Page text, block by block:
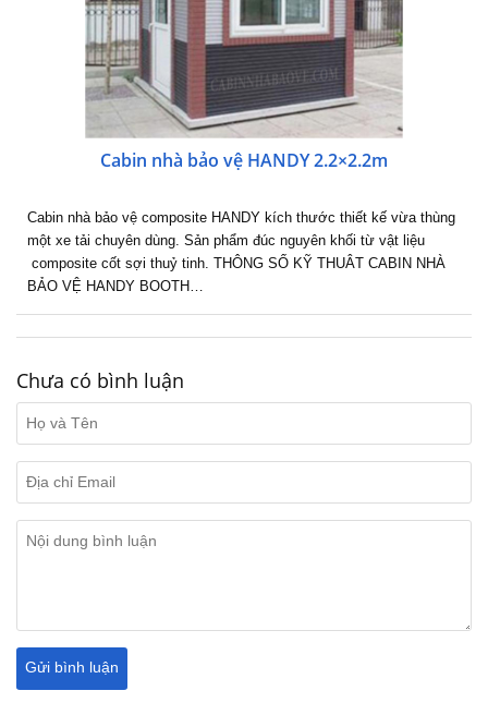
Cabin nhà bảo vệ HANDY 2.2×2.2m
Cabin nhà bảo vệ composite HANDY kích thước thiết kế vừa thùng
một xe tải chuyên dùng. Sản phẩm đúc nguyên khối từ vật liệu
composite cốt sợi thuỷ tinh. THÔNG SỐ KỸ THUÂT CABIN NHÀ
BẢO VỆ HANDY BOOTH…
Chưa có bình luận